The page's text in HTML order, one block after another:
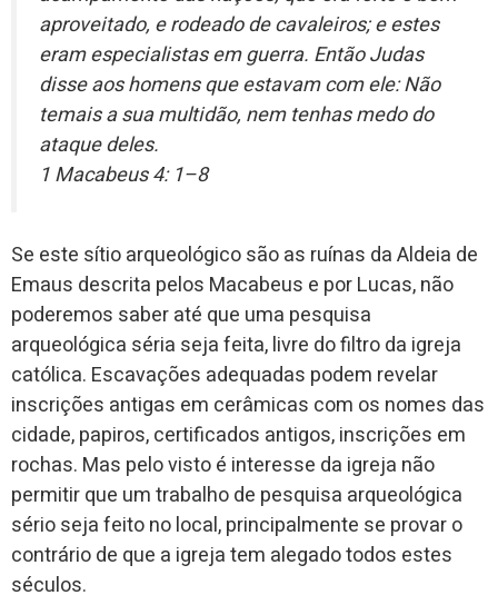
aproveitado, e rodeado de cavaleiros; e estes
eram especialistas em guerra. Então Judas
disse aos homens que estavam com ele: Não
temais a sua multidão, nem tenhas medo do
ataque deles.
1 Macabeus 4: 1–8
Se este sítio arqueológico são as ruínas da Aldeia de
Emaus descrita pelos Macabeus e por Lucas, não
poderemos saber até que uma pesquisa
arqueológica séria seja feita, livre do filtro da igreja
católica. Escavações adequadas podem revelar
inscrições antigas em cerâmicas com os nomes das
cidade, papiros, certificados antigos, inscrições em
rochas. Mas pelo visto é interesse da igreja não
permitir que um trabalho de pesquisa arqueológica
sério seja feito no local, principalmente se provar o
contrário de que a igreja tem alegado todos estes
séculos.